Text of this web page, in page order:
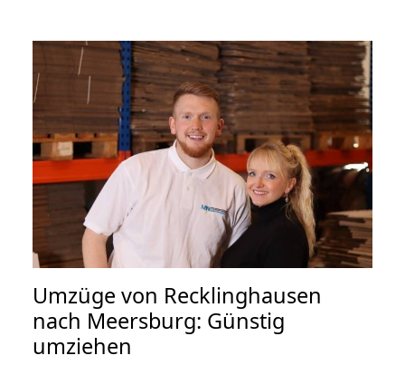
Umzüge von Recklinghausen
nach Meersburg: Günstig
umziehen